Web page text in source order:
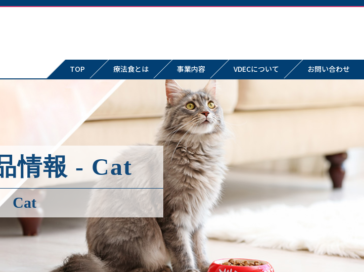
TOP 療法食とは 事業内容 VDECについて お問い合わせ
情報 - Cat
Cat